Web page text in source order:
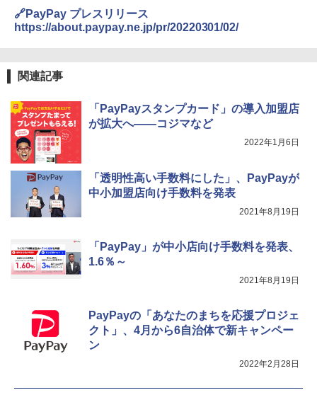
🔗PayPay プレスリリース
https://about.paypay.ne.jp/pr/20220301/02/
関連記事
「PayPayスタンプカード」の導入加盟店
が拡大へ――コジマなど
2022年1月6日
「透明性高い手数料にした」、PayPayが
中小加盟店向け手数料を発表
2021年8月19日
「PayPay」が中小店向け手数料を発表、
1.6％～
2021年8月19日
PayPayの「あなたのまちを応援プロジェ
クト」、4月から6自治体で新キャンペー
ン
2022年2月28日